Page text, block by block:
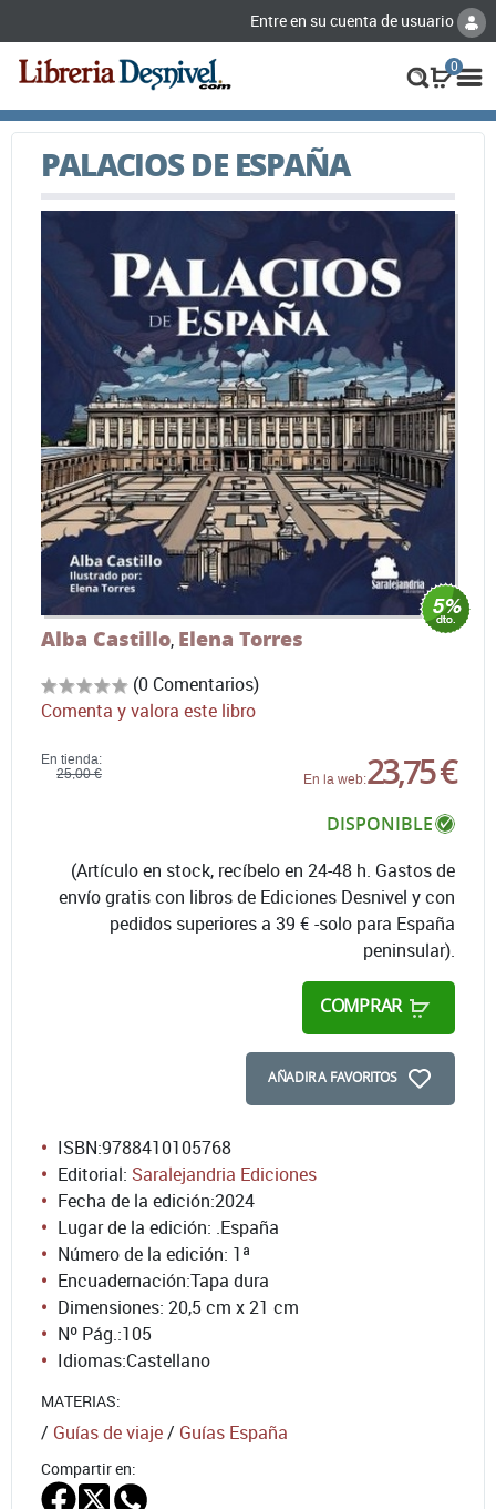
Entre en su cuenta de usuario
0
PALACIOS DE ESPAÑA
Alba Castillo, Elena Torres
(0 Comentarios)
Comenta y valora este libro
En tienda:
25,00 €
En la web:23,75 €
DISPONIBLE
(Artículo en stock, recíbelo en 24-48 h. Gastos de
envío gratis con libros de Ediciones Desnivel y con
pedidos superiores a 39 € -solo para España
peninsular).
COMPRAR
AÑADIR A FAVORITOS
ISBN:9788410105768
Editorial: Saralejandria Ediciones
Fecha de la edición:2024
Lugar de la edición: .España
Número de la edición: 1ª
Encuadernación:Tapa dura
Dimensiones: 20,5 cm x 21 cm
Nº Pág.:105
Idiomas:Castellano
MATERIAS:
/ Guías de viaje/ Guías España
Compartir en: